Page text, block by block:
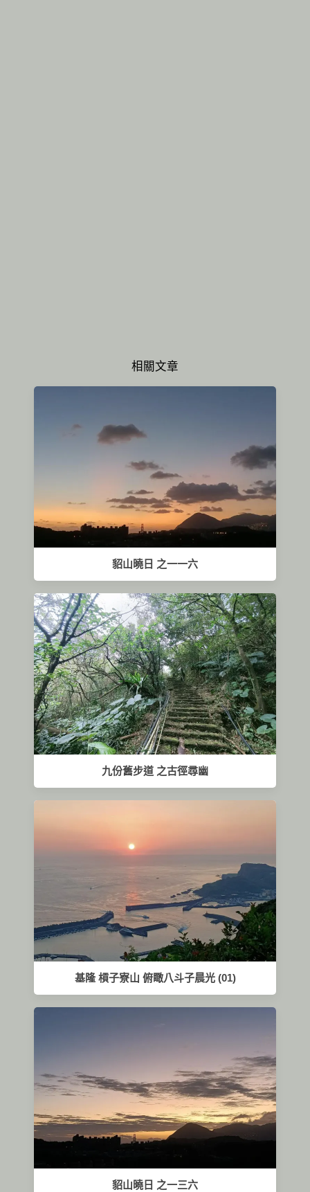
相關文章
貂山曉日 之一一六
九份舊步道 之古徑尋幽
基隆 槓子寮山 俯瞰八斗子晨光 (01)
貂山曉日 之一三六